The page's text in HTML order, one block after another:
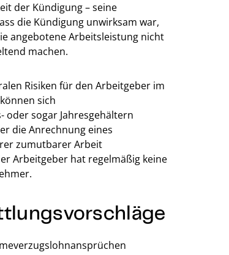
der Kündigung – seine
die Kündigung unwirksam war,
angebotene Arbeitsleistung nicht
machen.
Risiken für den Arbeitgeber im
sich
sogar Jahresgehältern
die Anrechnung eines
zumutbarer Arbeit
Arbeitgeber hat regelmäßig keine